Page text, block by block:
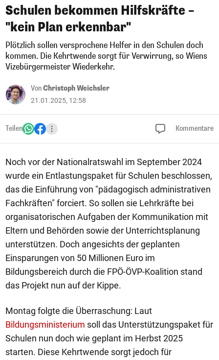
Schulen bekommen Hilfskräfte –
"kein Plan erkennbar"
Plötzlich sollen versprochene Helfer in den Schulen doch
kommen. Die Kehrtwende sorgt für Verwirrung, so Wiens
Vizebürgermeister Wiederkehr.
VonChristoph Weichsler
21.01.2025, 12:58
Teilen Kommentare
Noch vor der Nationalratswahl im September 2024
wurde ein Entlastungspaket für Schulen beschlossen,
das die Einführung von "pädagogisch administrativen
Fachkräften" forciert. So sollen sie Lehrkräfte bei
organisatorischen Aufgaben der Kommunikation mit
Eltern und Behörden sowie der Unterrichtsplanung
unterstützen. Doch angesichts der geplanten
Einsparungen von 50 Millionen Euro im
Bildungsbereich durch die FPÖ-ÖVP-Koalition stand
das Projekt nun auf der Kippe.
Montag folgte die Überraschung: Laut
Bildungsministerium soll das Unterstützungspaket für
Schulen nun doch wie geplant im Herbst 2025
starten. Diese Kehrtwende sorgt jedoch für